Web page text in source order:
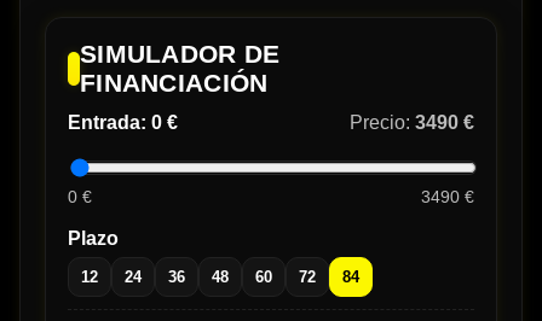
SIMULADOR DE
FINANCIACIÓN
Entrada: 0 € Precio: 3490 €
0 € 3490 €
Plazo
12 24 36 48 60 72 84